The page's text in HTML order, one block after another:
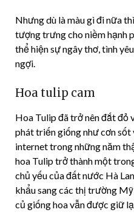
Nhưng dù là màu gì đi nữa
tượng trưng cho niềm hạnh
thể hiện sự ngây thơ, tình
ngợi.
Hoa tulip cam
Hoa Tulip đã trở nên đắt đỏ
phát triến giống như cơn
internet trong những năm
hoa Tulip trở thành một
chủ yếu của đất nước Hà
khẩu sang các thị trường
củ giống hoa vẫn được giữ